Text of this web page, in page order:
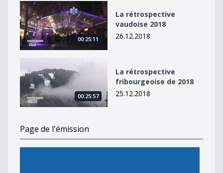
La rétrospective vaudoise 2018
00:25:11
La rétrospective
vaudoise 2018
26.12.2018
00:25:57
La rétrospective
fribourgeoise de 2018
25.12.2018
Page de l'émission